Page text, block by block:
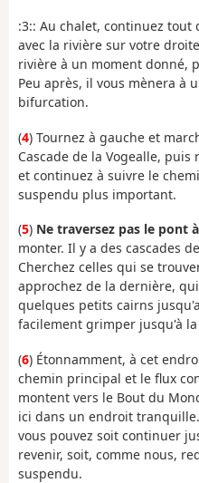
:3:: Au chalet, continuez
avec la rivière sur votre
rivière à un moment donné,
Peu après, il vous mènera à
bifurcation.
(4) Tournez à gauche et
Cascade de la Vogealle,
et continuez à suivre le
suspendu plus important.
(5) Ne traversez pas le pont
monter. Il y a des cascades
Cherchez celles qui se
approchez de la dernière,
quelques petits cairns
facilement grimper jusqu'à la
(6) Étonnamment, à cet
chemin principal et le flux
montent vers le Bout du
ici dans un endroit
vous pouvez soit continuer
revenir, soit, comme nous,
suspendu.